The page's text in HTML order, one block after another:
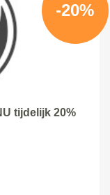
-20%
tijdelijk 20%